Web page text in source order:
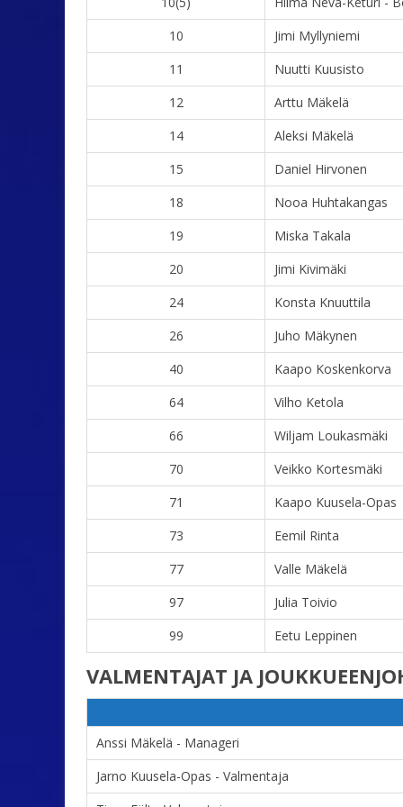
10
Jimi Myllyniemi
11
Nuutti Kuusisto
12
Arttu Mäkelä
14
Aleksi Mäkelä
15
Daniel Hirvonen
18
Nooa Huhtakangas
19
Miska Takala
20
Jimi Kivimäki
24
Konsta Knuuttila
26
Juho Mäkynen
40
Kaapo Koskenkorva
64
Vilho Ketola
66
Wiljam Loukasmäki
70
Veikko Kortesmäki
71
Kaapo Kuusela-Opas
73
Eemil Rinta
77
Valle Mäkelä
97
Julia Toivio
99
Eetu Leppinen
VALMENTAJAT JA
Anssi Mäkelä - Manageri
Jarno Kuusela-Opas - Valmentaja